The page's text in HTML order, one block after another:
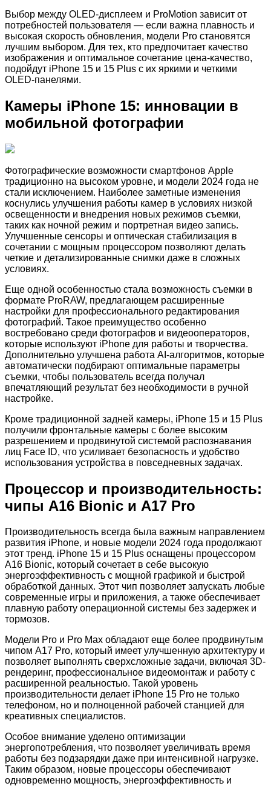
Выбор между OLED-дисплеем и ProMotion зависит от
потребностей пользователя — если важна плавность и
высокая скорость обновления, модели Pro становятся
лучшим выбором. Для тех, кто предпочитает качество
изображения и оптимальное сочетание цена-качество,
подойдут iPhone 15 и 15 Plus с их яркими и четкими
OLED-панелями.
Камеры iPhone 15: инновации в
мобильной фотографии
Фотографические возможности смартфонов Apple
традиционно на высоком уровне, и модели 2024 года не
стали исключением. Наиболее заметные изменения
коснулись улучшения работы камер в условиях низкой
освещенности и внедрения новых режимов съемки,
таких как ночной режим и портретная видео запись.
Улучшенные сенсоры и оптическая стабилизация в
сочетании с мощным процессором позволяют делать
четкие и детализированные снимки даже в сложных
условиях.
Еще одной особенностью стала возможность съемки в
формате ProRAW, предлагающем расширенные
настройки для профессионального редактирования
фотографий. Такое преимущество особенно
востребовано среди фотографов и видеооператоров,
которые используют iPhone для работы и творчества.
Дополнительно улучшена работа AI-алгоритмов, которые
автоматически подбирают оптимальные параметры
съемки, чтобы пользователь всегда получал
впечатляющий результат без необходимости в ручной
настройке.
Кроме традиционной задней камеры, iPhone 15 и 15 Plus
получили фронтальные камеры с более высоким
разрешением и продвинутой системой распознавания
лиц Face ID, что усиливает безопасность и удобство
использования устройства в повседневных задачах.
Процессор и производительность:
чипы A16 Bionic и A17 Pro
Производительность всегда была важным направлением
развития iPhone, и новые модели 2024 года продолжают
этот тренд. iPhone 15 и 15 Plus оснащены процессором
A16 Bionic, который сочетает в себе высокую
энергоэффективность с мощной графикой и быстрой
обработкой данных. Этот чип позволяет запускать любые
современные игры и приложения, а также обеспечивает
плавную работу операционной системы без задержек и
тормозов.
Модели Pro и Pro Max обладают еще более продвинутым
чипом A17 Pro, который имеет улучшенную архитектуру и
позволяет выполнять сверхсложные задачи, включая 3D-
рендеринг, профессиональное видеомонтаж и работу с
расширенной реальностью. Такой уровень
производительности делает iPhone 15 Pro не только
телефоном, но и полноценной рабочей станцией для
креативных специалистов.
Особое внимание уделено оптимизации
энергопотребления, что позволяет увеличивать время
работы без подзарядки даже при интенсивной нагрузке.
Таким образом, новые процессоры обеспечивают
одновременно мощность, энергоэффективность и